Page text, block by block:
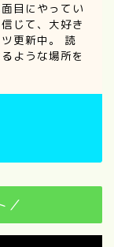
目にやってい
じて、大好き
更新中。 読
ような場所を
／